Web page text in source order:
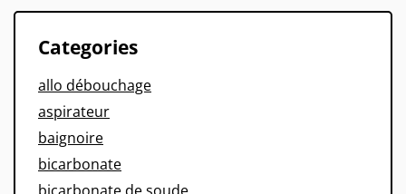
Categories
allo débouchage
aspirateur
baignoire
bicarbonate